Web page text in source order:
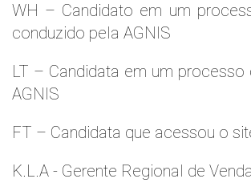
WH – Candidato em um
conduzido pela AGNIS
LT – Candidata em um processo
AGNIS
FT – Candidata que acessou o
K.L.A - Gerente Regional de